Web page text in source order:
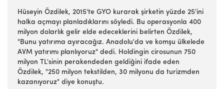
Hüseyin Özdilek, 2015'te GYO kurarak şirketin yüzde 25'ini
halka açmayı planladıklarını söyledi. Bu operasyonla 400
milyon dolarlık gelir elde edeceklerini belirten Özdilek,
"Bunu yatırıma ayıracağız. Anadolu'da ve komşu ülkelede
AVM yatırımı planlıyoruz" dedi. Holdingin cirosunun 750
milyon TL'sinin perakendeden geldiğini ifade eden
Özdilek, "250 milyon tekstilden, 30 milyonu da turizmden
kazanıyoruz" diye konuştu.